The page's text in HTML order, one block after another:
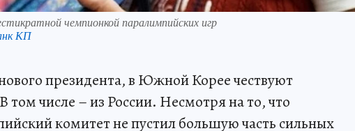
чемпионкой паралимпийских игр
КП
президента, в Южной Корее чествуют
том числе – из России. Несмотря на то, что
комитет не пустил большую часть сильных